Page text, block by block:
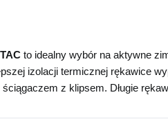
to idealny wybór na aktywne
izolacji termicznej rękawice
z klipsem. Długie